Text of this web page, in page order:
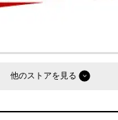
他のストア